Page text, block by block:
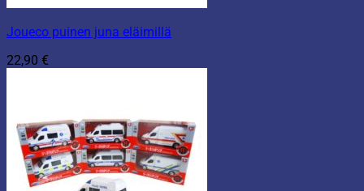
Joueco puinen juna eläimillä
22,90 €